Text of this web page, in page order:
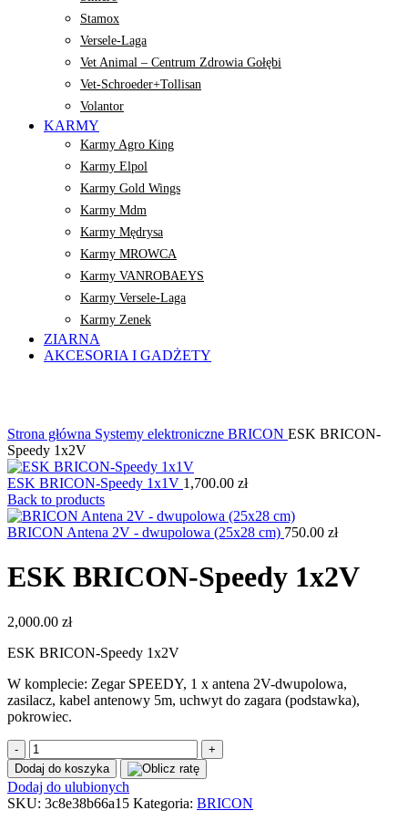
Stamox
Versele-Laga
Vet Animal – Centrum Zdrowia Gołębi
Vet-Schroeder+Tollisan
Volantor
KARMY
Karmy Agro King
Karmy Elpol
Karmy Gold Wings
Karmy Mdm
Karmy Mędrysa
Karmy MROWCA
Karmy VANROBAEYS
Karmy Versele-Laga
Karmy Zenek
ZIARNA
AKCESORIA I GADŻETY
Strona główna Systemy elektroniczne BRICON ESK BRICON-
Speedy 1x2V
ESK BRICON-Speedy 1x1V 1,700.00 zł
Back to products
BRICON Antena 2V - dwupolowa (25x28 cm) 750.00 zł
ESK BRICON-Speedy 1x2V
2,000.00 zł
ESK BRICON-Speedy 1x2V
W komplecie: Zegar SPEEDY, 1 x antena 2V-dwupolowa,
zasilacz, kabel antenowy 5m, uchwyt do zagara (podstawka),
pokrowiec.
ilość
ESK
BRICON-
Speedy
1x2V
Dodaj do koszyka
Dodaj do ulubionych
SKU: 3c8e38b66a15 Kategoria: BRICON